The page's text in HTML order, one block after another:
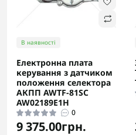
В наявності
Електронна плата
керування з датчиком
положення селектора
АКПП AWTF-81SC
AW02189E1H
0
9 375.00грн.